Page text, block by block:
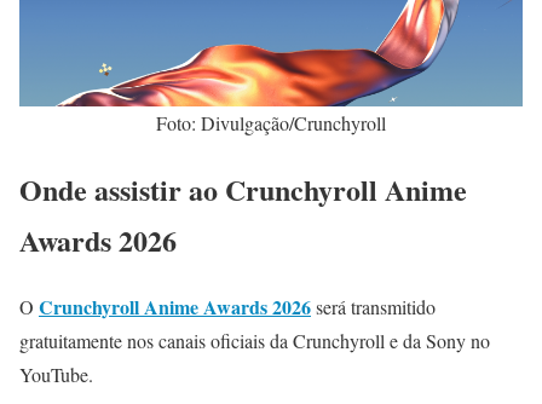
Foto: Divulgação/Crunchyroll
Onde assistir ao Crunchyroll Anime
Awards 2026
O Crunchyroll Anime Awards 2026será transmitido
gratuitamente nos canais oficiais da Crunchyroll e da Sony no
YouTube.